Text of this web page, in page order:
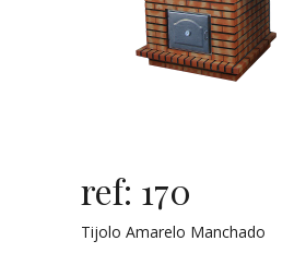
ref: 170
Tijolo Amarelo Manchado